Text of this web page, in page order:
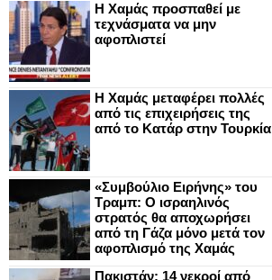
Η Χαμάς προσπαθεί με
τεχνάσματα να μην
αφοπλιστεί
Η Χαμάς μεταφέρει πολλές
από τις επιχειρήσεις της
από το Κατάρ στην Τουρκία
«Συμβούλιο Ειρήνης» του
Τραμπ: Ο ισραηλινός
στρατός θα αποχωρήσει
από τη Γάζα μόνο μετά τον
αφοπλισμό της Χαμάς
Πακιστάν: 14 νεκροί από